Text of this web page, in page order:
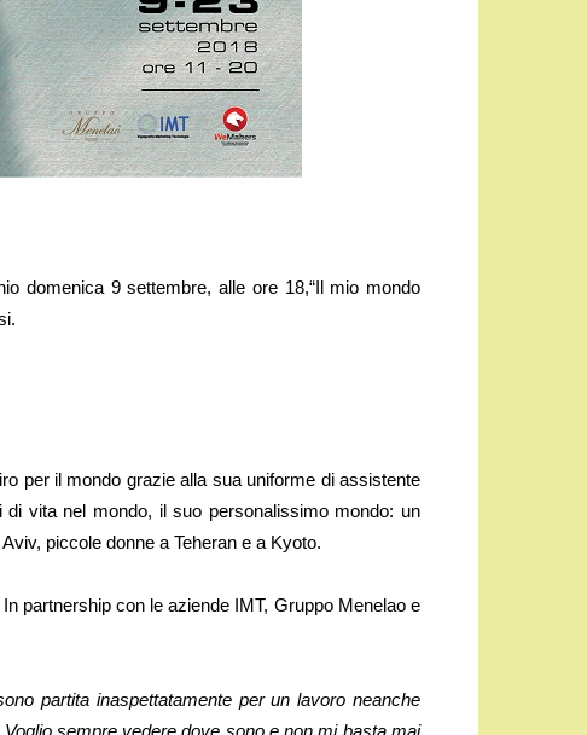
domenica 9 settembre, alle ore 18,“Il mio mondo
per il mondo grazie alla sua uniforme di assistente
vita nel mondo, il suo personalissimo mondo: un
piccole donne a Teheran e a Kyoto.
partnership con le aziende IMT, Gruppo Menelao e
partita inaspettatamente per un lavoro neanche
sempre vedere dove sono e non mi basta mai